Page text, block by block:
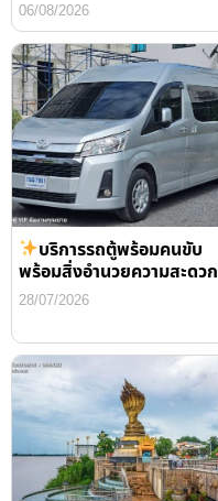
06/08/2026
บริการรถตู้พร้อมคนขับ
พร้อมสิ่งอำนวยความสะดวก
28/07/2026